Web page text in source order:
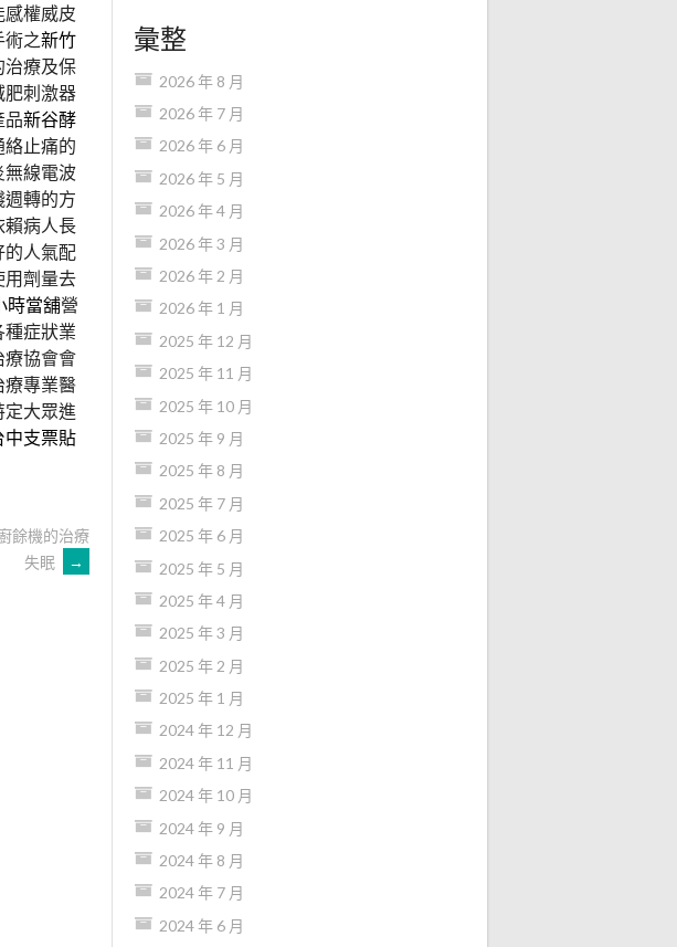
感權威皮
之新竹
治療及保
肥刺激器
品新谷酵
絡止痛的
無線電波
轉的方
賴病人長
人氣配
用劑量去
時當舖營
種症狀業
療協會會
療專業醫
定大眾進
中支票貼
餘機的治療
失眠
→
彙整
2026 年 8 月
2026 年 7 月
2026 年 6 月
2026 年 5 月
2026 年 4 月
2026 年 3 月
2026 年 2 月
2026 年 1 月
2025 年 12 月
2025 年 11 月
2025 年 10 月
2025 年 9 月
2025 年 8 月
2025 年 7 月
2025 年 6 月
2025 年 5 月
2025 年 4 月
2025 年 3 月
2025 年 2 月
2025 年 1 月
2024 年 12 月
2024 年 11 月
2024 年 10 月
2024 年 9 月
2024 年 8 月
2024 年 7 月
2024 年 6 月